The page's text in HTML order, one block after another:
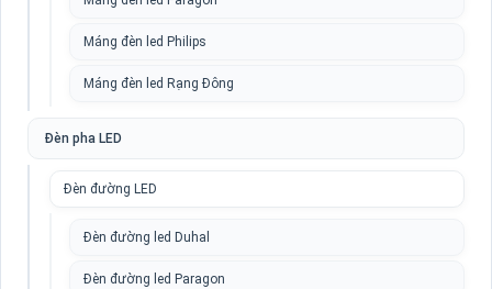
Máng đèn led Philips
Máng đèn led Rạng Đông
Đèn pha LED
Đèn đường LED
Đèn đường led Duhal
Đèn đường led Paragon